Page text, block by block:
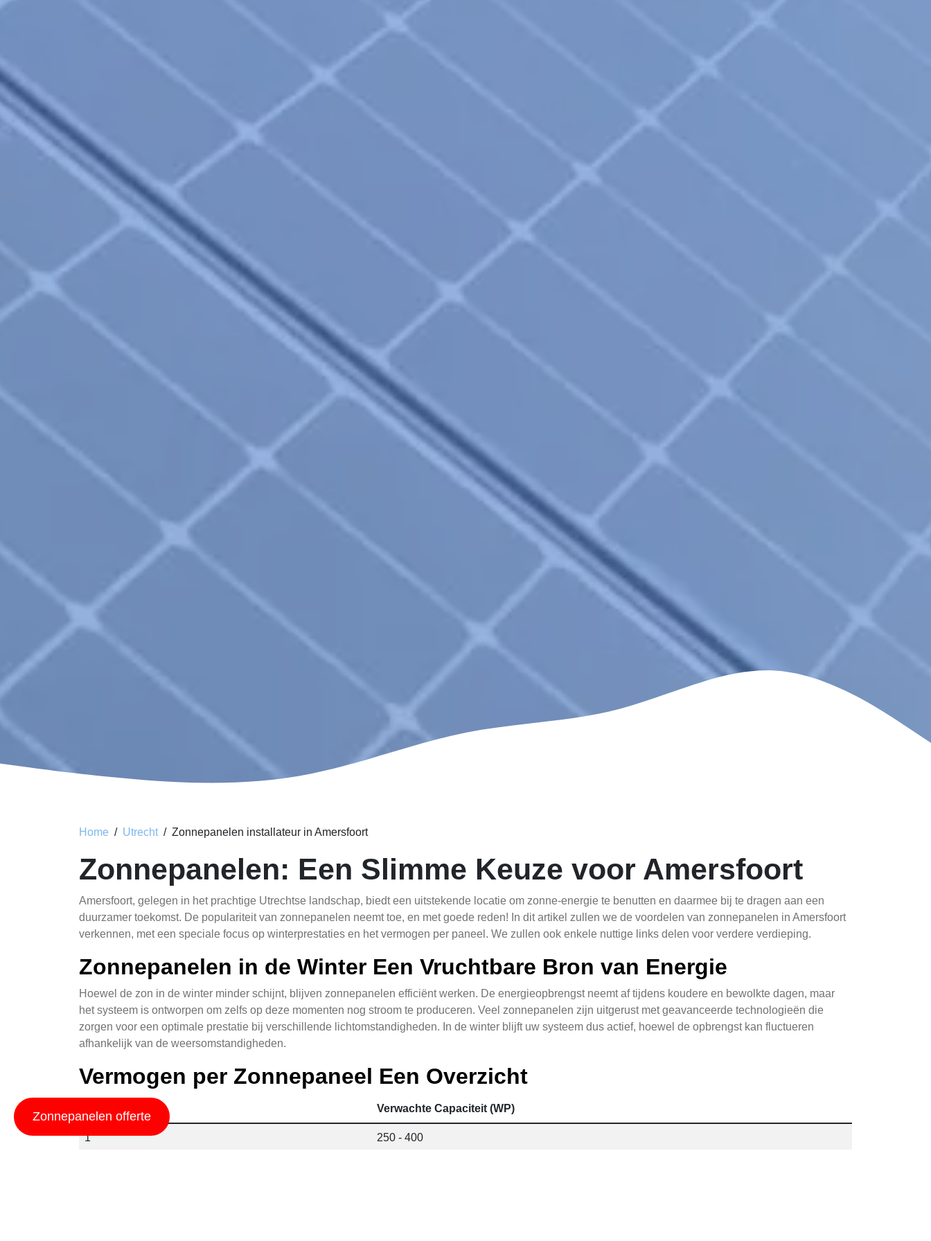
Home Utrecht Zonnepanelen installateur in Amersfoort
Zonnepanelen: Een Slimme Keuze voor Amersfoort
Amersfoort, gelegen in het prachtige Utrechtse landschap, biedt een uitstekende locatie om zonne-energie te benutten en daarmee bij te dragen aan een
duurzamer toekomst. De populariteit van zonnepanelen neemt toe, en met goede reden! In dit artikel zullen we de voordelen van zonnepanelen in Amersfoort
verkennen, met een speciale focus op winterprestaties en het vermogen per paneel. We zullen ook enkele nuttige links delen voor verdere verdieping.
Zonnepanelen in de Winter Een Vruchtbare Bron van Energie
Hoewel de zon in de winter minder schijnt, blijven zonnepanelen efficiënt werken. De energieopbrengst neemt af tijdens koudere en bewolkte dagen, maar
het systeem is ontworpen om zelfs op deze momenten nog stroom te produceren. Veel zonnepanelen zijn uitgerust met geavanceerde technologieën die
zorgen voor een optimale prestatie bij verschillende lichtomstandigheden. In de winter blijft uw systeem dus actief, hoewel de opbrengst kan fluctueren
afhankelijk van de weersomstandigheden.
Vermogen per Zonnepaneel Een Overzicht
Verwachte Capaciteit (WP)
1 250 - 400
Zonnepanelen offerte